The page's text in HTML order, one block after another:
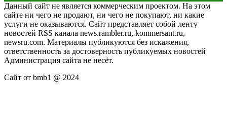
Данный сайт не является коммерческим проектом. На этом
сайте ни чего не продают, ни чего не покупают, ни какие
услуги не оказываются. Сайт представляет собой ленту
новостей RSS канала news.rambler.ru, kommersant.ru,
newsru.com. Материалы публикуются без искажения,
ответственность за достоверность публикуемых новостей
Администрация сайта не несёт.
Сайт от bmb1 @ 2024